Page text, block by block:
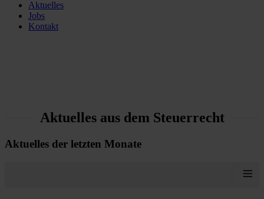
Aktuelles
Jobs
Kontakt
Aktuelles aus dem Steuerrecht
Aktuelles der letzten Monate
≡